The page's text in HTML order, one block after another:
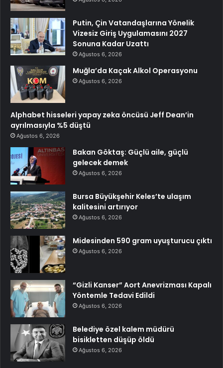
Putin, Çin Vatandaşlarına Yönelik
Vizesiz Giriş Uygulamasını 2027
Sonuna Kadar Uzattı
Ağustos 6, 2026
Muğla’da Kaçak Alkol Operasyonu
Ağustos 6, 2026
Alphabet hisseleri yapay zeka öncüsü Jeff Dean’in
ayrılmasıyla %5 düştü
Ağustos 6, 2026
Bakan Göktaş: Güçlü aile, güçlü
gelecek demek
Ağustos 6, 2026
Bursa Büyükşehir Keles’te ulaşım
kalitesini artırıyor
Ağustos 6, 2026
Midesinden 590 gram uyuşturucu çıktı
Ağustos 6, 2026
“Gizli Kanser” Aort Anevrizması Kapalı
Yöntemle Tedavi Edildi
Ağustos 6, 2026
Belediye özel kalem müdürü
bisikletten düşüp öldü
Ağustos 6, 2026